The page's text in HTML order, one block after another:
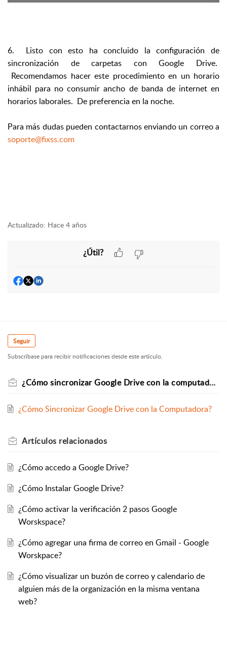
6. Listo con esto ha concluido la configuración de
sincronización de carpetas con Google Drive.
Recomendamos hacer este procedimiento en un horario
inhábil para no consumir ancho de banda de internet en
horarios laborales. De preferencia en la noche.
Para más dudas pueden contactarnos enviando un correo a
soporte@fixss.com
Actualizado: Hace 4 años
¿Útil?
Seguir
Subscríbase para recibir notificaciones desde este artículo.
¿Cómo sincronizar Google Drive con la computadora?
¿Cómo Sincronizar Google Drive con la Computadora?
Artículos relacionados
¿Cómo accedo a Google Drive?
¿Cómo Instalar Google Drive?
¿Cómo activar la verificación 2 pasos Google
Worskspace?
¿Cómo agregar una firma de correo en Gmail - Google
Worskpace?
¿Cómo visualizar un buzón de correo y calendario de
alguien más de la organización en la misma ventana
web?